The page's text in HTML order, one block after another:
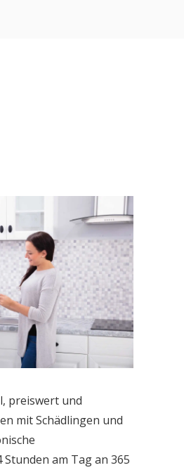
preiswert und
am Tag an 365